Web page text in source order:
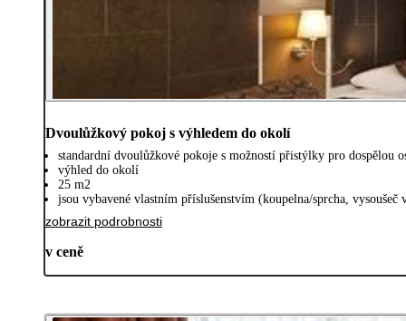
Dvoulůžkový pokoj s výhledem do okolí
standardní dvoulůžkové pokoje s možností přistýlky pro dospělou
výhled do okolí
25 m2
jsou vybavené vlastním příslušenstvím (koupelna/sprcha,
zobrazit podrobnosti
v ceně